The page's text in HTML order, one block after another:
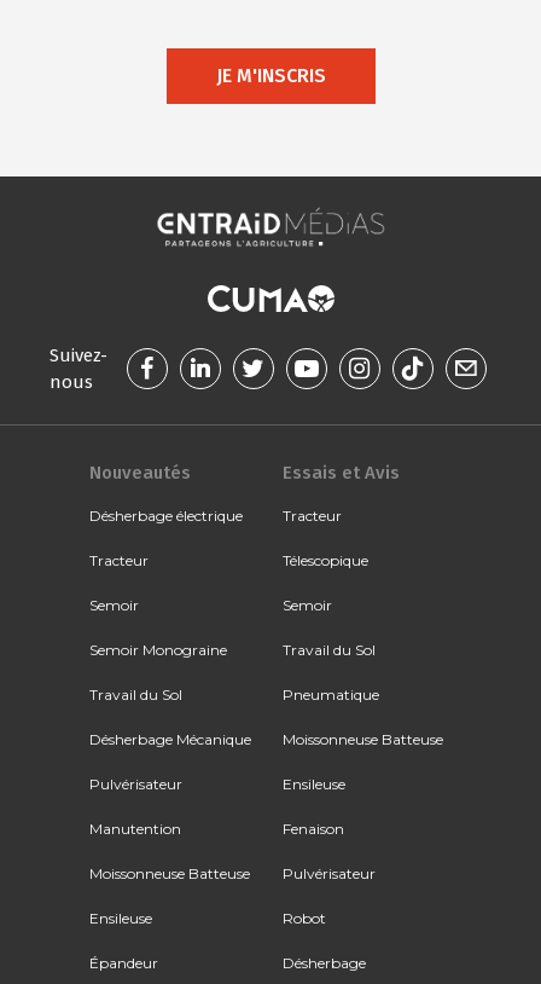
JE M'INSCRIS
Suivez-
nous
Nouveautés
Désherbage électrique
Tracteur
Semoir
Semoir Monograine
Travail du Sol
Désherbage Mécanique
Pulvérisateur
Manutention
Moissonneuse Batteuse
Ensileuse
Épandeur
Essais et Avis
Tracteur
Télescopique
Semoir
Travail du Sol
Pneumatique
Moissonneuse Batteuse
Ensileuse
Fenaison
Pulvérisateur
Robot
Désherbage